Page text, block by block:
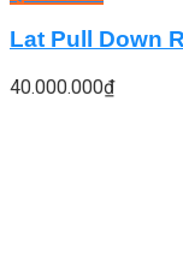
Lat Pull Down
40.000.000₫